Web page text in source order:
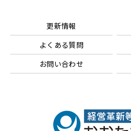
更新情報
よくある質問
お問い合わせ